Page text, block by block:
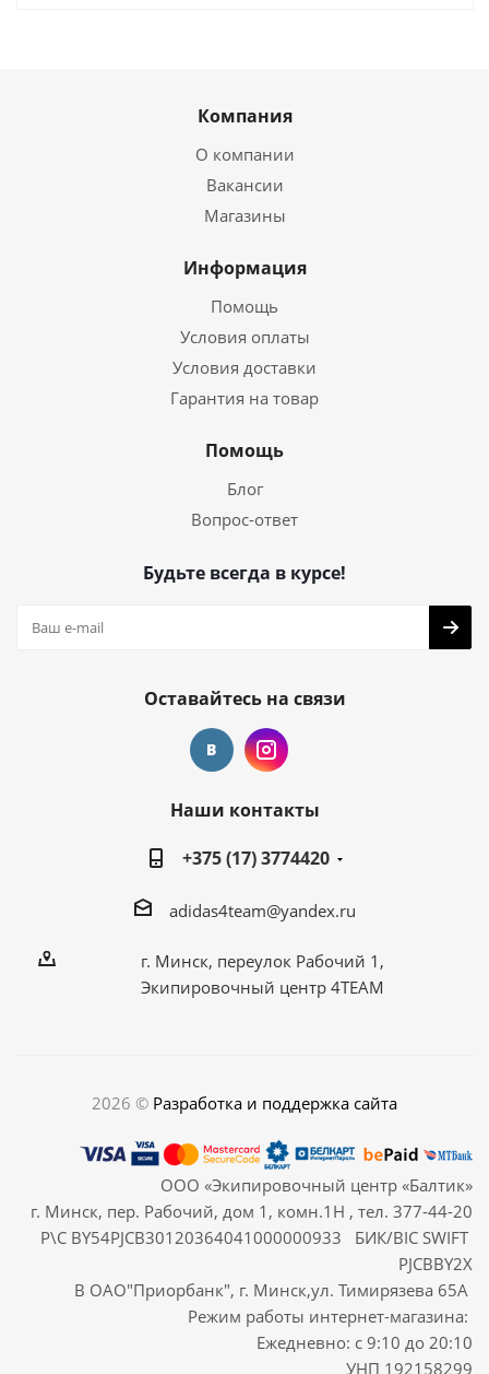
Компания
О компании
Вакансии
Магазины
Информация
Помощь
Условия оплаты
Условия доставки
Гарантия на товар
Помощь
Блог
Вопрос-ответ
Будьте всегда в курсе!
Оставайтесь на связи
Наши контакты
+375 (17) 3774420
adidas4team@yandex.ru
г. Минск, переулок Рабочий 1,
Экипировочный центр 4TEAM
2026 © Разработка и поддержка сайта
ООО «Экипировочный центр «Балтик»
г. Минск, пер. Рабочий, дом 1, комн.1Н , тел. 377-44-20
Р\С BY54PJCB30120364041000000933 БИК/BIC SWIFT
PJCBBY2X
В ОАО"Приорбанк", г. Минск,ул. Тимирязева 65А
Режим работы интернет-магазина:
Ежедневно: с 9:10 до 20:10
УНП 192158299